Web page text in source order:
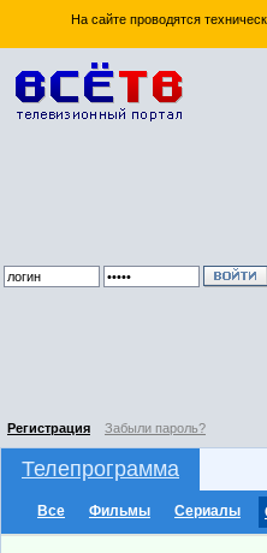
На сайте проводятся
Регистрация Забыли пароль?
Телепрограмма
Все Фильмы Сериалы